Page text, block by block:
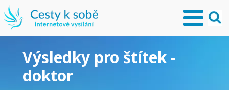
Výsledky pro štítek -
doktor